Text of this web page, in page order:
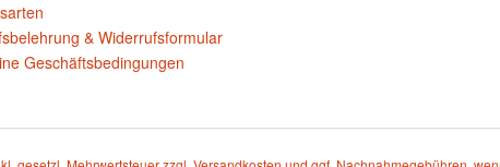
& Widerrufsformular
Geschäftsbedingungen